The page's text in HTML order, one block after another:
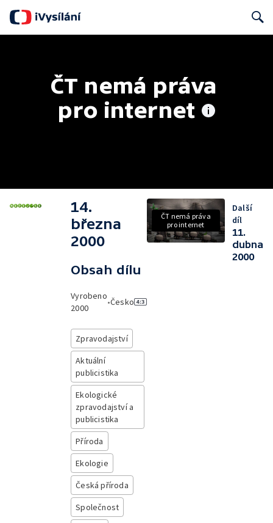
ČT nemá práva
pro internet
14.
března
2000
Obsah dílu
Vyrobeno
2000
•Česko
Zpravodajství
Aktuální
publicistika
Ekologické
zpravodajství a
publicistika
Příroda
Ekologie
Česká příroda
Společnost
ČT nemá práva
pro internet
Další
díl
11.
dubna
2000